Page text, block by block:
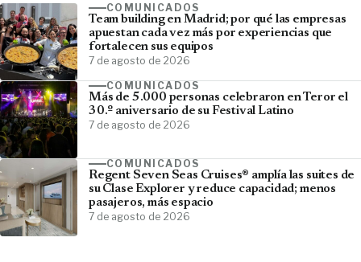
COMUNICADOS
Team building en Madrid; por qué las empresas
apuestan cada vez más por experiencias que
fortalecen sus equipos
7 de agosto de 2026
COMUNICADOS
Más de 5.000 personas celebraron en Teror el
30.º aniversario de su Festival Latino
7 de agosto de 2026
COMUNICADOS
Regent Seven Seas Cruises® amplía las suites de
su Clase Explorer y reduce capacidad; menos
pasajeros, más espacio
7 de agosto de 2026